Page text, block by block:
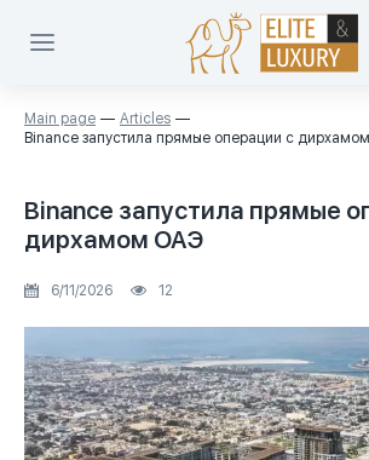
Main page
Articles
Binance запустила прямые операции с
Binance запустила прямые
дирхамом ОАЭ
6/11/2026 12